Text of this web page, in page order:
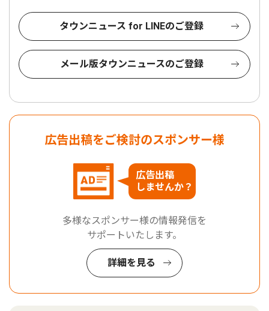
タウンニュース for LINEのご登録
メール版タウンニュースのご登録
広告出稿をご検討のスポンサー様
広告出稿
しませんか？
多様なスポンサー様の情報発信を
サポートいたします。
詳細を見る